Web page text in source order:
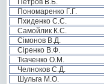
Петров В.Б.
Пономаренко Г.Г.
Пхиденко С.С.
Самойлик К.С.
Сімонов В.Д.
Сіренко В.Ф.
Ткаченко О.М.
Челноков С.Д.
Шульга М.О.